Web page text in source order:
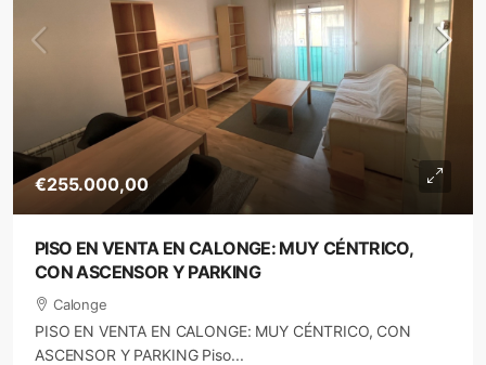
€255.000,00
PISO EN VENTA EN CALONGE: MUY CÉNTRICO,
CON ASCENSOR Y PARKING
Calonge
PISO EN VENTA EN CALONGE: MUY CÉNTRICO, CON
ASCENSOR Y PARKING Piso...